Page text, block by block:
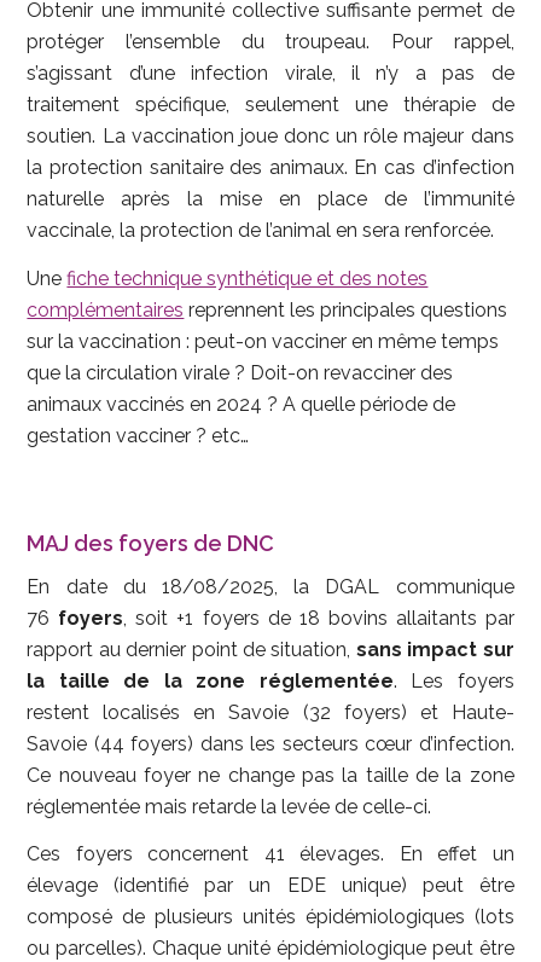
Obtenir une immunité collective suffisante permet de
protéger l’ensemble du troupeau. Pour rappel,
s’agissant d’une infection virale, il n’y a pas de
traitement spécifique, seulement une thérapie de
soutien. La vaccination joue donc un rôle majeur dans
la protection sanitaire des animaux. En cas d’infection
naturelle après la mise en place de l’immunité
vaccinale, la protection de l’animal en sera renforcée.
Unefiche technique synthétique et des notes
complémentaires reprennent les principales questions
sur la vaccination : peut-on vacciner en même temps
que la circulation virale ? Doit-on revacciner des
animaux vaccinés en 2024 ? A quelle période de
gestation vacciner ? etc…
MAJ des foyers de DNC
En date du 18/08/2025, la DGAL communique
76 foyers , soit +1 foyers de 18 bovins allaitants par
rapport au dernier point de situation, sans impact sur
la taille de la zone réglementée. Les foyers
restent localisés en Savoie (32 foyers) et Haute-
Savoie (44 foyers) dans les secteurs cœur d’infection.
Ce nouveau foyer ne change pas la taille de la zone
réglementée mais retarde la levée de celle-ci.
Ces foyers concernent 41 élevages. En effet un
élevage (identifié par un EDE unique) peut être
composé de plusieurs unités épidémiologiques (lots
ou parcelles). Chaque unité épidémiologique peut être